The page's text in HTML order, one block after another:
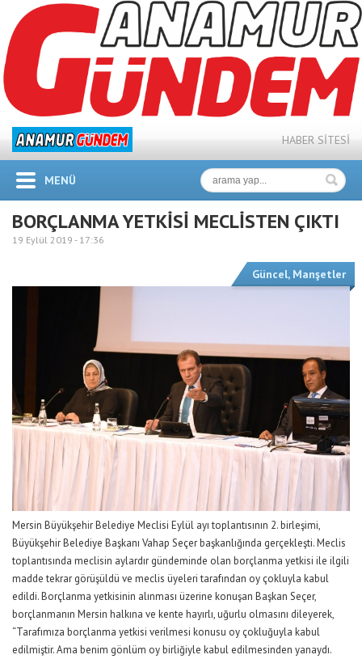
HABER SİTESİ
MENÜ
BORÇLANMA YETKİSİ MECLİSTEN ÇIKTI
19 Eylül 2019 - 17:36
Güncel, Manşetler
Mersin Büyükşehir Belediye Meclisi Eylül ayı toplantısının 2. birleşimi,
Büyükşehir Belediye Başkanı Vahap Seçer başkanlığında gerçekleşti. Meclis
toplantısında meclisin aylardır gündeminde olan borçlanma yetkisi ile ilgili
madde tekrar görüşüldü ve meclis üyeleri tarafından oy çokluyla kabul
edildi. Borçlanma yetkisinin alınması üzerine konuşan Başkan Seçer,
borçlanmanın Mersin halkına ve kente hayırlı, uğurlu olmasını dileyerek,
“Tarafımıza borçlanma yetkisi verilmesi konusu oy çokluğuyla kabul
edilmiştir. Ama benim gönlüm oy birliğiyle kabul edilmesinden yanaydı.